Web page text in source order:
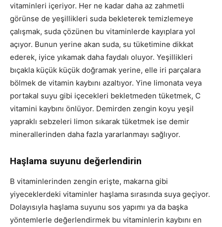
vitaminleri içeriyor. Her ne kadar daha az zahmetli
görünse de yeşillikleri suda bekleterek temizlemeye
çalışmak, suda çözünen bu vitaminlerde kayıplara yol
açıyor. Bunun yerine akan suda, su tüketimine dikkat
ederek, iyice yıkamak daha faydalı oluyor. Yeşillikleri
bıçakla küçük küçük doğramak yerine, elle iri parçalara
bölmek de vitamin kaybını azaltıyor. Yine limonata veya
portakal suyu gibi içecekleri bekletmeden tüketmek, C
vitamini kaybını önlüyor. Demirden zengin koyu yeşil
yapraklı sebzeleri limon sıkarak tüketmek ise demir
minerallerinden daha fazla yararlanmayı sağlıyor.
Haşlama suyunu değerlendirin
B vitaminlerinden zengin erişte, makarna gibi
yiyeceklerdeki vitaminler haşlama sırasında suya geçiyor.
Dolayısıyla haşlama suyunu sos yapımı ya da başka
yöntemlerle değerlendirmek bu vitaminlerin kaybını en